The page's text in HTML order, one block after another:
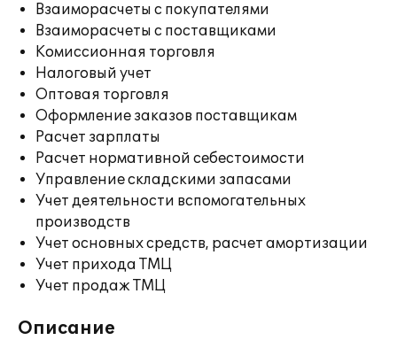
Взаиморасчеты с покупателями
Взаиморасчеты с поставщиками
Комиссионная торговля
Налоговый учет
Оптовая торговля
Оформление заказов поставщикам
Расчет зарплаты
Расчет нормативной себестоимости
Управление складскими запасами
Учет деятельности вспомогательных
производств
Учет основных средств, расчет амортизации
Учет прихода ТМЦ
Учет продаж ТМЦ
Описание